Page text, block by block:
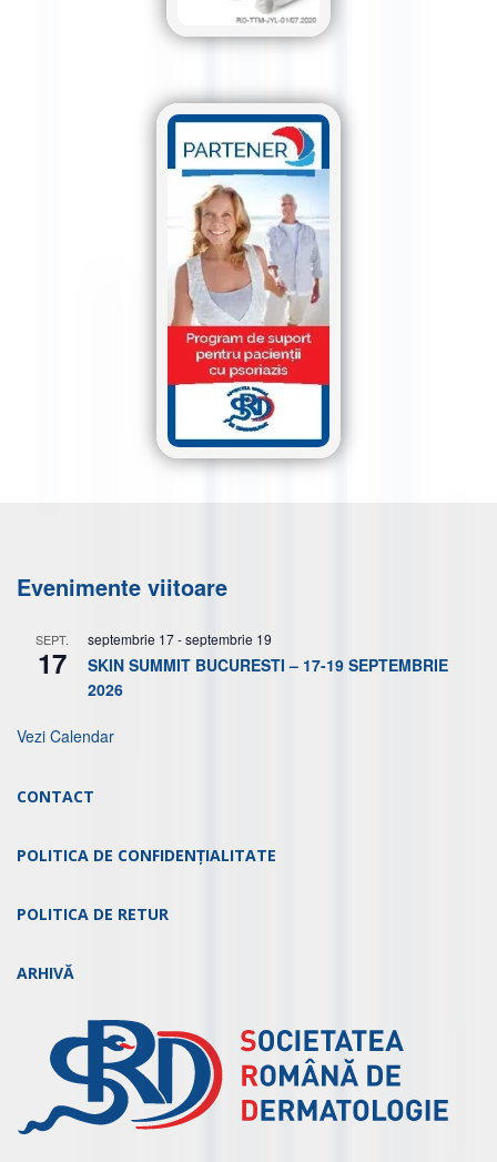
Evenimente viitoare
SEPT.
17
septembrie 17-septembrie 19
SKIN SUMMIT BUCURESTI – 17-19 SEPTEMBRIE
2026
Vezi Calendar
CONTACT
POLITICA DE CONFIDENȚIALITATE
POLITICA DE RETUR
ARHIVĂ